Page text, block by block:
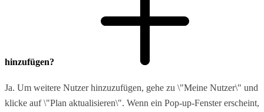
hinzufügen?
Ja. Um weitere Nutzer hinzuzufügen, gehe zu \"Meine Nutzer\" und
klicke auf \"Plan aktualisieren\". Wenn ein Pop-up-Fenster erscheint,